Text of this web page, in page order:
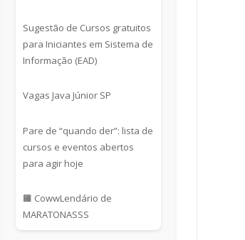
Sugestão de Cursos gratuitos
para Iniciantes em Sistema de
Informação (EAD)
Vagas Java Júnior SP
Pare de “quando der”: lista de
cursos e eventos abertos
para agir hoje
🟧 CowwLendário de
MARATONASSS